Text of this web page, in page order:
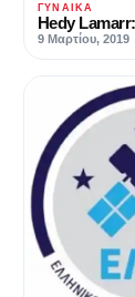
ΓΥΝΑΊΚΑ
Hedy Lamarr:
9 Μαρτίου, 2019